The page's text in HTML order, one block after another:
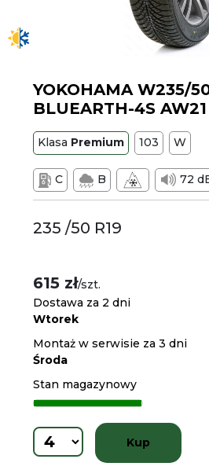
YOKOHAMA W235/
BLUEARTH-4S
Klasa Premium 103 W
C B 72
235 /50 R19
615 zł/szt.
Dostawa za 2 dni
Wtorek
Montaż w serwisie za 3 dni
Środa
Stan magazynowy
Kup